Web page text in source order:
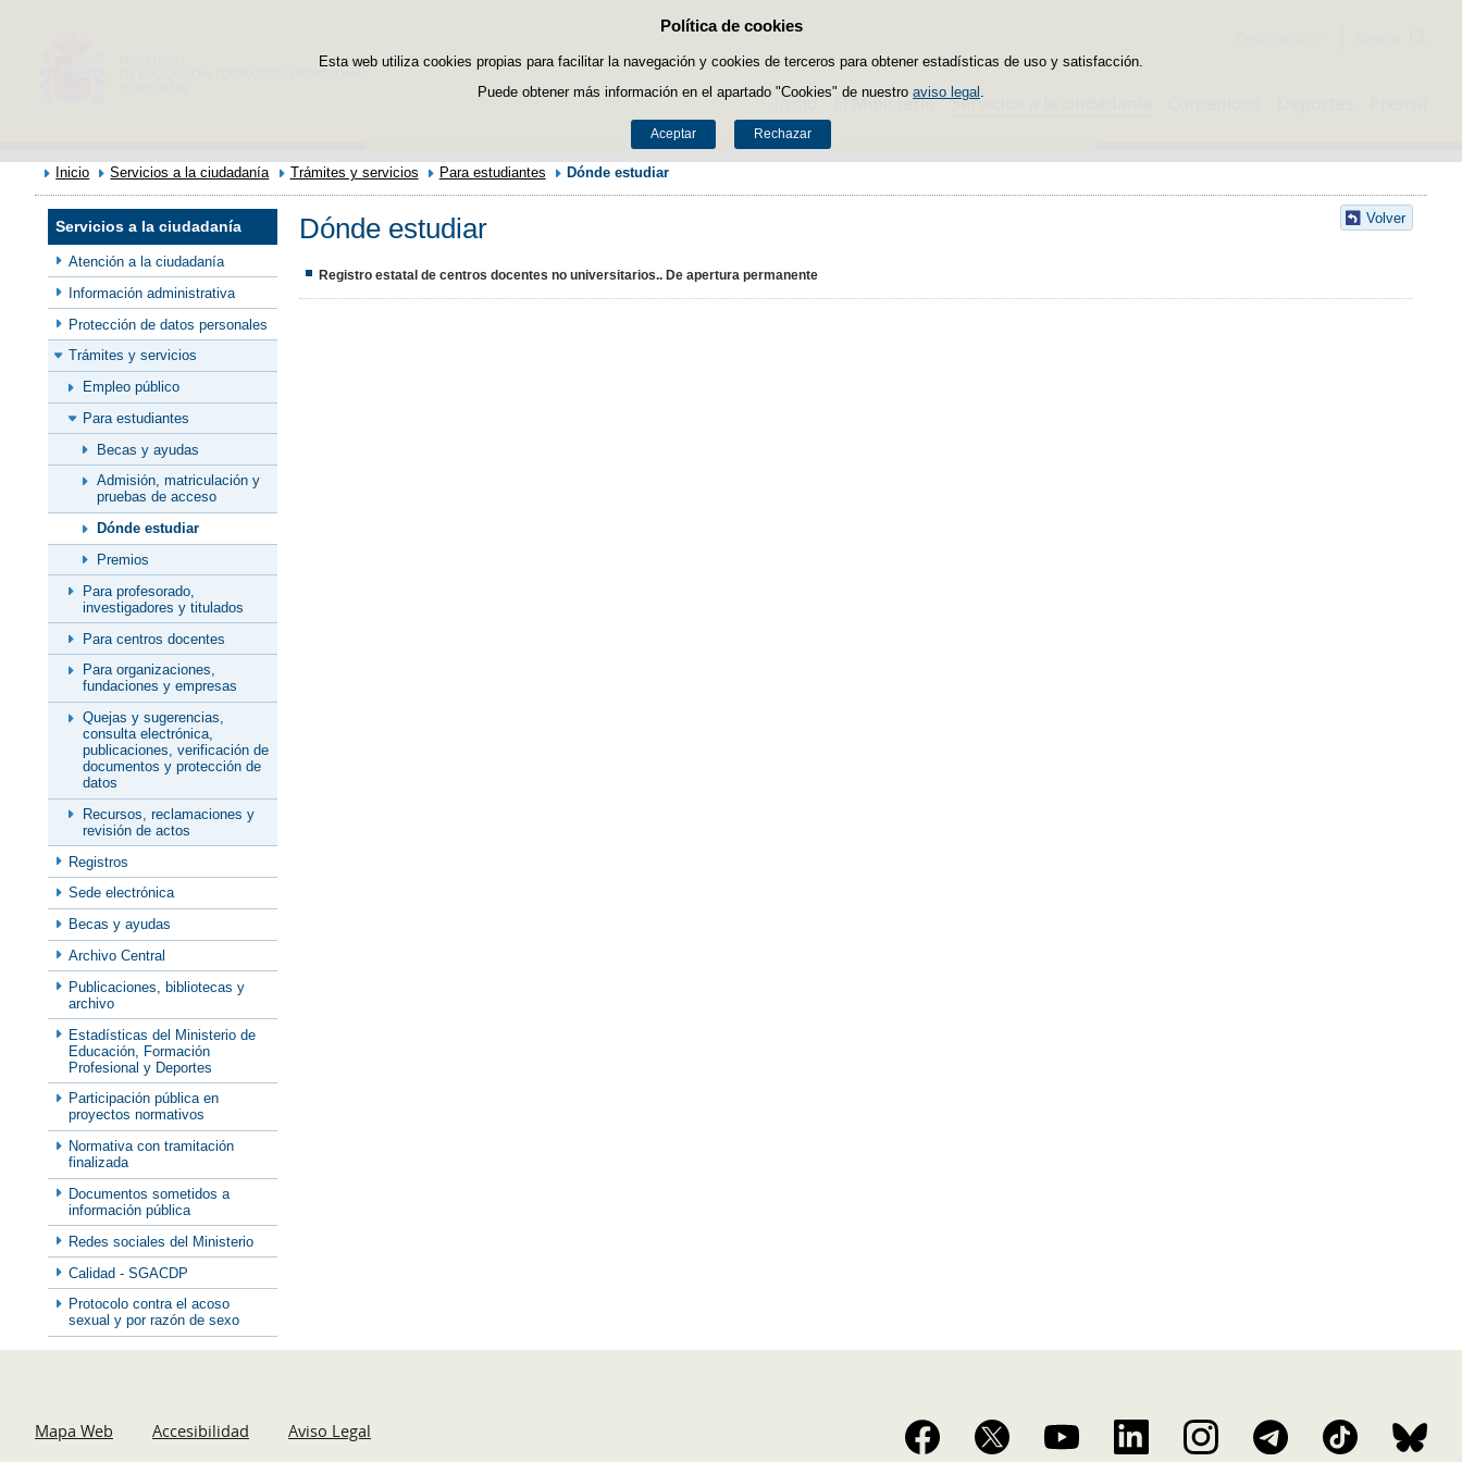
Política de cookies
Esta web utiliza cookies propias para facilitar la navegación y cookies de terceros para obtener estadísticas de uso y satisfacción.
Puede obtener más información en el apartado "Cookies" de nuestro aviso legal
Aceptar Rechazar
Saltar al contenido
Inicio El Ministerio Servicios a la ciudadanía
Inicio Servicios a la ciudadanía Trámites y servicios Para estudiantes Dónde estudiar
Servicios a la ciudadanía
Atención a la ciudadanía
Información administrativa
Protección de datos personales
Trámites y servicios
Empleo público
Para estudiantes
Becas y ayudas
Admisión, matriculación y
pruebas de acceso
Dónde estudiar
Premios
Para profesorado,
investigadores y titulados
Para centros docentes
Para organizaciones,
fundaciones y empresas
Quejas y sugerencias,
consulta electrónica,
publicaciones, verificación de
documentos y protección de
datos
Recursos, reclamaciones y
revisión de actos
Registros
Sede electrónica
Becas y ayudas
Archivo Central
Publicaciones, bibliotecas y
archivo
Estadísticas del Ministerio de
Educación, Formación
Profesional y Deportes
Participación pública en
proyectos normativos
Normativa con tramitación
finalizada
Documentos sometidos a
información pública
Redes sociales del Ministerio
Calidad - SGACDP
Protocolo contra el acoso
sexual y por razón de sexo
Volver
Dónde estudiar
Registro estatal de centros docentes no universitarios.. De apertura permanente
Mapa Web Accesibilidad Aviso Legal